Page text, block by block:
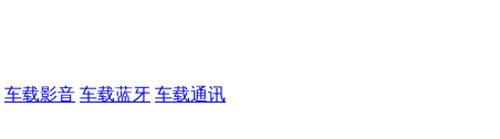
车载影音 车载蓝牙 车载通讯